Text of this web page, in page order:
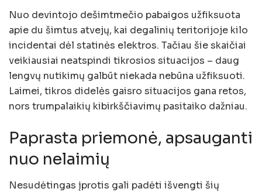
Nuo devintojo dešimtmečio pabaigos užfiksuota
apie du šimtus atvejų, kai degalinių teritorijoje kilo
incidentai dėl statinės elektros. Tačiau šie skaičiai
veikiausiai neatspindi tikrosios situacijos – daug
lengvų nutikimų galbūt niekada nebūna užfiksuoti.
Laimei, tikros didelės gaisro situacijos gana retos,
nors trumpalaikių kibirkščiavimų pasitaiko dažniau.
Paprasta priemonė, apsauganti
nuo nelaimių
Nesudėtingas įprotis gali padėti išvengti šių